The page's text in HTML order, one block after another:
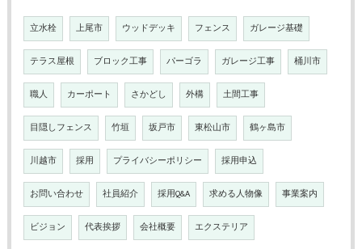
立水栓 上尾市 ウッドデッキ フェンス ガレージ基礎
テラス屋根 ブロック工事 パーゴラ ガレージ工事 桶川市
職人 カーポート さかどし 外構 土間工事
目隠しフェンス 竹垣 坂戸市 東松山市 鶴ヶ島市
川越市 採用 プライバシーポリシー 採用申込
お問い合わせ 社員紹介 採用Q&A 求める人物像 事業案内
ビジョン 代表挨拶 会社概要 エクステリア